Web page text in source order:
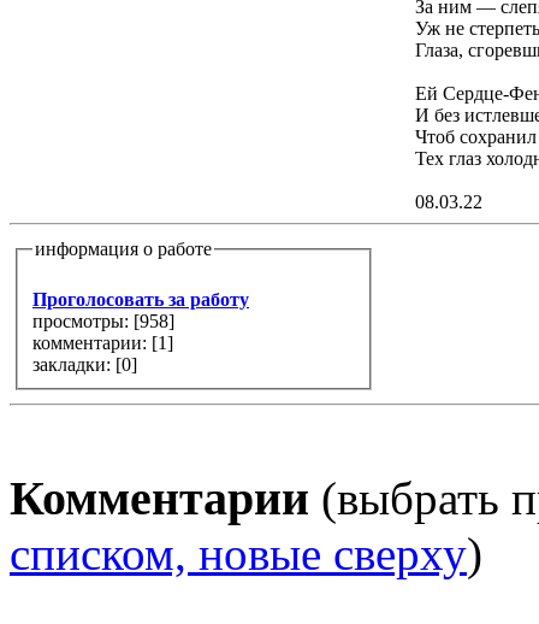
За ним —
Уж не
Глаза,
Ей Сердце-
И без
Чтоб
Тех глаз
08.03.22
информация о работе
Проголосовать за работу
просмотры: [958]
комментарии: [1]
закладки: [0]
Комментарии (выбрать
списком, новые сверху)